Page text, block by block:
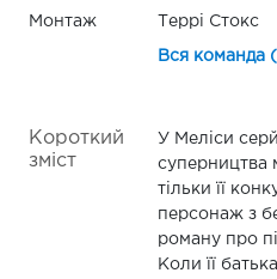
Монтаж Террі Стокс
Вся команда
Короткий
зміст
У Меліси
суперництва
тільки її
персонаж з
роману про
Коли її